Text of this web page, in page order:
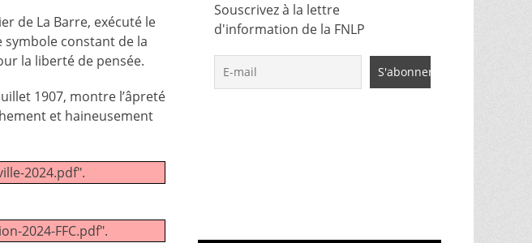
de La Barre, exécuté le
symbole constant de la
la liberté de pensée.
1907, montre l’âpreté
et haineusement
2024.pdf".
2024-FFC.pdf".
Souscrivez à la lettre
d'information de la FNLP